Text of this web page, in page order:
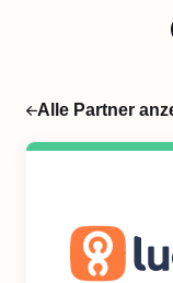
Alle Partner